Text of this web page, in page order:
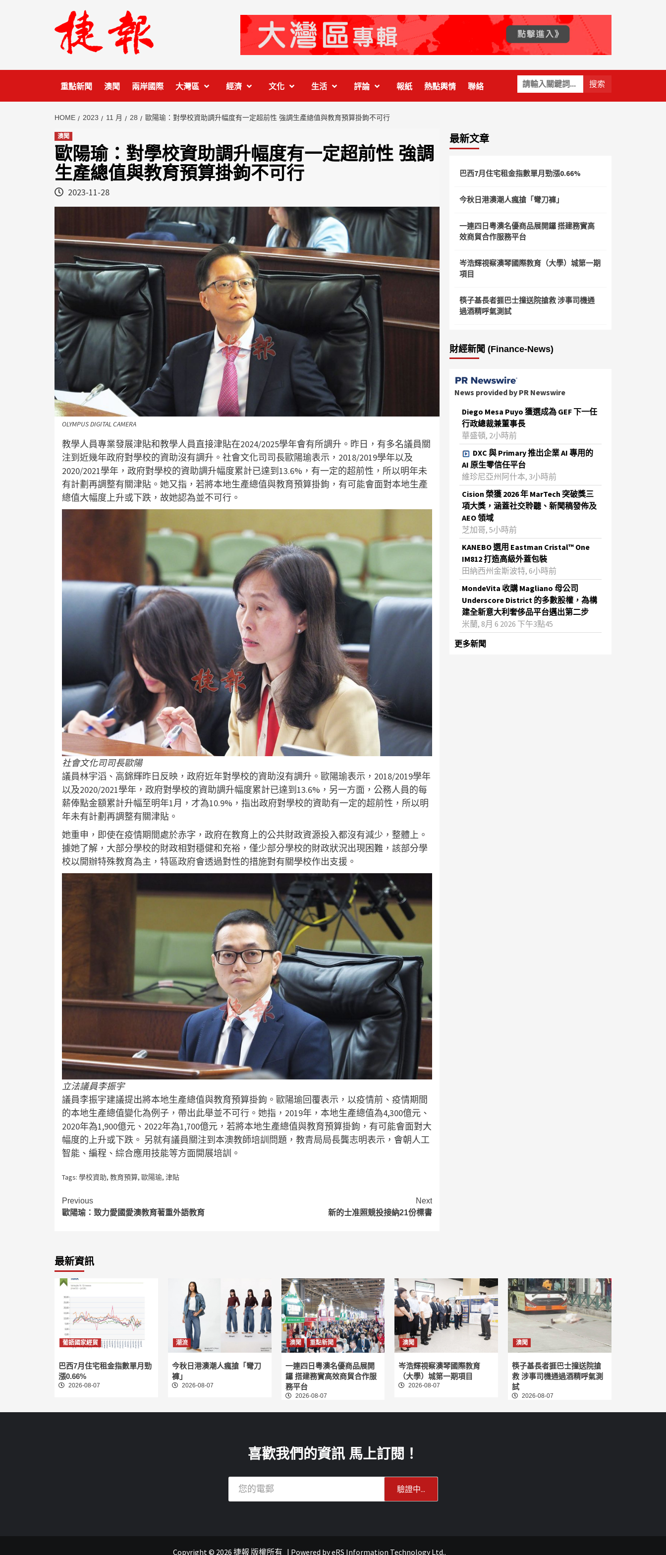
關
鍵
字:
重點新聞 澳聞 兩岸國際 大灣區 經濟 文化 生活 評論 報紙 熱點輿情 聯絡
HOME 2023 11 月 28 歐陽瑜：對學校資助調升幅度有一定超前性 強調生產總值與教育預算掛鉤不可行
澳聞
歐陽瑜：對學校資助調升幅度有一定超前性 強調
生產總值與教育預算掛鉤不可行
2023-11-28
OLYMPUS DIGITAL CAMERA
教學人員專業發展津貼和教學人員直接津貼在2024/2025學年會有所調升。昨日，有多名議員關
注到近幾年政府對學校的資助沒有調升。社會文化司司長歐陽瑜表示，2018/2019學年以及
2020/2021學年，政府對學校的資助調升幅度累計已達到13.6%，有一定的超前性，所以明年未
有計劃再調整有關津貼。她又指，若將本地生產總值與教育預算掛鉤，有可能會面對本地生產
總值大幅度上升或下跌，故她認為並不可行。
社會文化司司長歐陽
議員林宇滔、高錦輝昨日反映，政府近年對學校的資助沒有調升。歐陽瑜表示，2018/2019學年
以及2020/2021學年，政府對學校的資助調升幅度累計已達到13.6%，另一方面，公務人員的每
薪俸點金額累計升幅至明年1月，才為10.9%，指出政府對學校的資助有一定的超前性，所以明
年未有計劃再調整有關津貼。
她重申，即使在疫情期間處於赤字，政府在教育上的公共財政資源投入都沒有減少，整體上。
據她了解，大部分學校的財政相對穩健和充裕，僅少部分學校的財政狀況出現困難，該部分學
校以開辦特殊教育為主，特區政府會透過對性的措施對有關學校作出支援。
立法議員李振宇
議員李振宇建議提出將本地生產總值與教育預算掛鉤。歐陽瑜回覆表示，以疫情前、疫情期間
的本地生產總值變化為例子，帶出此舉並不可行。她指，2019年，本地生產總值為4,300億元、
2020年為1,900億元、2022年為1,700億元，若將本地生產總值與教育預算掛鉤，有可能會面對大
幅度的上升或下跌。 另就有議員關注到本澳教師培訓問題，教青局局長龔志明表示，會朝人工
智能、編程、綜合應用技能等方面開展培訓。
Tags: 學校資助, 教育預算, 歐陽瑜, 津貼
Continue
Reading
Previous
歐陽瑜：致力愛國愛澳教育著重外語教育
Next
新的士准照競投接納21份標書
最新文章
巴西7月住宅租金指數單月勁漲0.66%
今秋日港澳潮人瘋搶「彎刀褲」
一連四日粵澳名優商品展開鑼 搭建務實高
效商貿合作服務平台
岑浩輝視察澳琴國際教育（大學）城第一期
項目
筷子基長者捱巴士撞送院搶救 涉事司機通
過酒精呼氣測試
財經新聞 (Finance-News)
News provided by PR Newswire
Diego Mesa Puyo 獲選成為 GEF 下一任
行政總裁兼董事長
華盛頓, 2小時前
DXC 與 Primary 推出企業 AI 專用的
AI 原生零信任平台
維珍尼亞州阿什本, 3小時前
Cision 榮獲 2026 年 MarTech 突破獎三
項大獎，涵蓋社交聆聽、新聞稿發佈及
AEO 領域
芝加哥, 5小時前
KANEBO 選用 Eastman Cristal™ One
IM812 打造高級外蓋包裝
田納西州金斯波特, 6小時前
MondeVita 收購 Magliano 母公司
Underscore District 的多數股權，為構
建全新意大利奢侈品平台邁出第二步
米蘭, 8月 6 2026 下午3點45
更多新聞
最新資訊
葡語國家經貿
巴西7月住宅租金指數單月勁
漲0.66%
2026-08-07
潮流
今秋日港澳潮人瘋搶「彎刀
褲」
2026-08-07
澳聞 重點新聞
一連四日粵澳名優商品展開
鑼 搭建務實高效商貿合作服
務平台
2026-08-07
澳聞
岑浩輝視察澳琴國際教育
（大學）城第一期項目
2026-08-07
澳聞
筷子基長者捱巴士撞送院搶
救 涉事司機通過酒精呼氣測
試
2026-08-07
喜歡我們的資訊 馬上訂閱！
Copyright © 2026 捷報 版權所有 | Powered byeRS Information Technology Ltd..